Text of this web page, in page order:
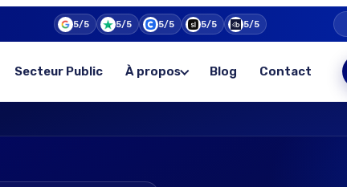
5/5 5/5 5/5 5/5 5/5
Secteur Public À propos Blog Contact